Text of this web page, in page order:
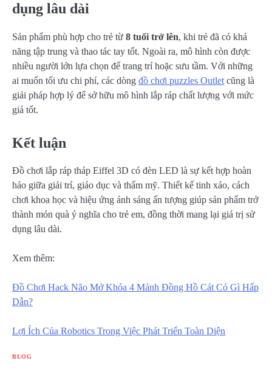
dụng lâu dài
Sản phẩm phù hợp cho trẻ từ 8 tuổi trở lên, khi trẻ đã có khả
năng tập trung và thao tác tay tốt. Ngoài ra, mô hình còn được
nhiều người lớn lựa chọn để trang trí hoặc sưu tầm. Với những
ai muốn tối ưu chi phí, các dòng đồ chơi puzzles Outlet cũng là
giải pháp hợp lý để sở hữu mô hình lắp ráp chất lượng với mức
giá tốt.
Kết luận
Đồ chơi lắp ráp tháp Eiffel 3D có đèn LED là sự kết hợp hoàn
hảo giữa giải trí, giáo dục và thẩm mỹ. Thiết kế tinh xảo, cách
chơi khoa học và hiệu ứng ánh sáng ấn tượng giúp sản phẩm trở
thành món quà ý nghĩa cho trẻ em, đồng thời mang lại giá trị sử
dụng lâu dài.
Xem thêm:
Đồ Chơi Hack Não Mở Khóa 4 Mảnh Đồng Hồ Cát Có Gì Hấp
Dẫn?
Lợi Ích Của Robotics Trong Việc Phát Triển Toàn Diện
BLOG